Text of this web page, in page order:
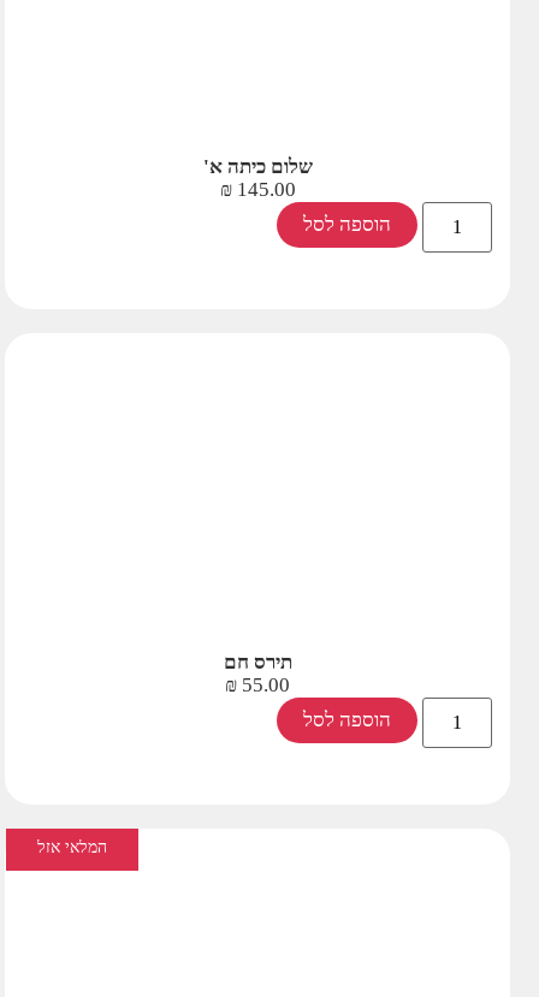
שלום כיתה א'
145.00
₪
הוספה לסל
תירס חם
55.00
₪
הוספה לסל
המלאי אזל